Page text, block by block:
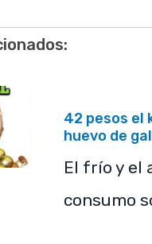
42 pesos el
huevo de
El frío y el
consumo